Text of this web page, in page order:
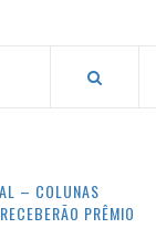
– COLUNAS
PRÊMIO